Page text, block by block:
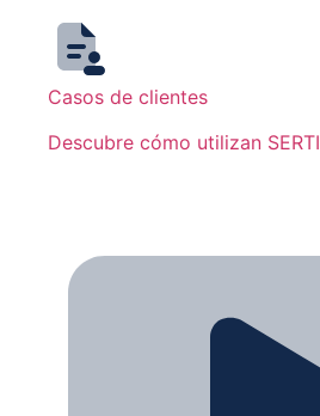
Casos de clientes
Descubre cómo utilizan